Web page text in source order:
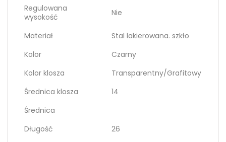
Regulowana
wysokość
Nie
Materiał
Stal lakierowana. szkło
Kolor
Czarny
Kolor klosza
Transparentny/Grafitowy
Średnica klosza
14
Średnica
Długość
26